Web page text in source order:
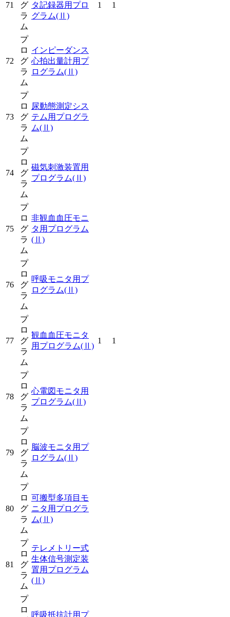
71
グ
ラ
ム
タ記録器用プロ
グラム(Ⅱ)
1 1
72
プ
ロ
グ
ラ
ム
インピーダンス
心拍出量計用プ
ログラム(Ⅱ)
73
プ
ロ
グ
ラ
ム
尿動態測定シス
テム用プログラ
ム(Ⅱ)
74
プ
ロ
グ
ラ
ム
磁気刺激装置用
プログラム(Ⅱ)
75
プ
ロ
グ
ラ
ム
非観血血圧モニ
タ用プログラム
(Ⅱ)
76
プ
ロ
グ
ラ
ム
呼吸モニタ用プ
ログラム(Ⅱ)
77
プ
ロ
グ
ラ
ム
観血血圧モニタ
用プログラム(Ⅱ)
1 1
78
プ
ロ
グ
ラ
ム
心電図モニタ用
プログラム(Ⅱ)
79
プ
ロ
グ
ラ
ム
脳波モニタ用プ
ログラム(Ⅱ)
80
プ
ロ
グ
ラ
ム
可搬型多項目モ
ニタ用プログラ
ム(Ⅱ)
81
プ
ロ
グ
ラ
ム
テレメトリー式
生体信号測定装
置用プログラム
(Ⅱ)
プ
ロ
呼吸抵抗計用プ